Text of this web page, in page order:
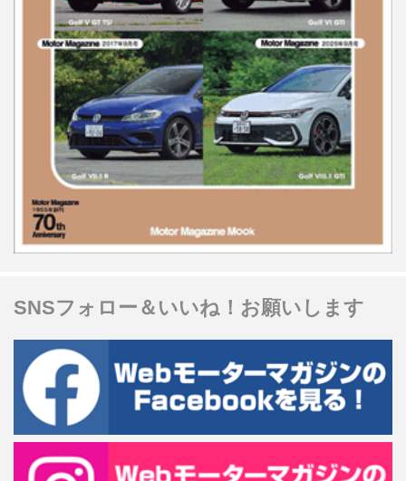
SNSフォロー＆いいね！お願いします